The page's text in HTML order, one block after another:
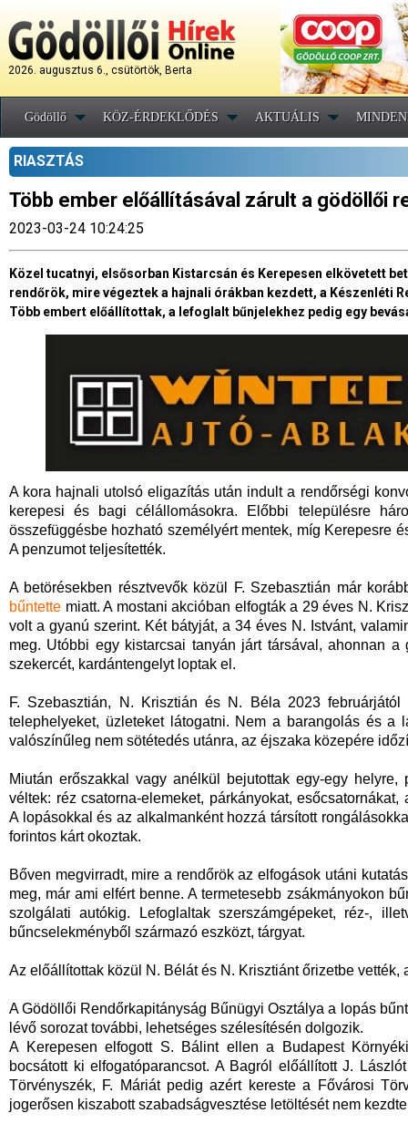
2026. augusztus 6., csütörtök, Berta
Gödöllő KÖZ-ÉRDEKLŐDÉS AKTUÁLIS
RIASZTÁS
Több ember előállításával zárult a gödöllői
2023-03-24 10:24:25
Közel tucatnyi, elsősorban Kistarcsán és Kerepesen elkövetett
rendőrök, mire végeztek a hajnali órákban kezdett, a Készenléti
Több embert előállítottak, a lefoglalt bűnjelekhez pedig egy
A kora hajnali utolsó eligazítás után indult a rendőrségi
kerepesi és bagi célállomásokra. Előbbi településre
összefüggésbe hozható személyért mentek, míg Kerepesre
A penzumot teljesítették.
A betörésekben résztvevők közül F. Szebasztián már
bűntette miatt. A mostani akcióban elfogták a 29 éves N.
volt a gyanú szerint. Két bátyját, a 34 éves N. Istvánt,
meg. Utóbbi egy kistarcsai tanyán járt társával, ahonnan
szekercét, kardántengelyt loptak el.
F. Szebasztián, N. Krisztián és N. Béla 2023
telephelyeket, üzleteket látogatni. Nem a barangolás és a
valószínűleg nem sötétedés utánra, az éjszaka közepére
Miután erőszakkal vagy anélkül bejutottak egy-egy
véltek: réz csatorna-elemeket, párkányokat,
A lopásokkal és az alkalmanként hozzá társított
forintos kárt okoztak.
Bőven megvirradt, mire a rendőrök az elfogások utáni
meg, már ami elfért benne. A termetesebb zsákmányokon
szolgálati autókig. Lefoglaltak szerszámgépeket, réz-,
bűncselekményből származó eszközt, tárgyat.
Az előállítottak közül N. Bélát és N. Krisztiánt őrizetbe
A Gödöllői Rendőrkapitányság Bűnügyi Osztálya a lopás
lévő sorozat további, lehetséges szélesítésén dolgozik.
A Kerepesen elfogott S. Bálint ellen a Budapest
bocsátott ki elfogatóparancsot. A Bagról előállított J.
Törvényszék, F. Máriát pedig azért kereste a Fővárosi
jogerősen kiszabott szabadságvesztése letöltését nem